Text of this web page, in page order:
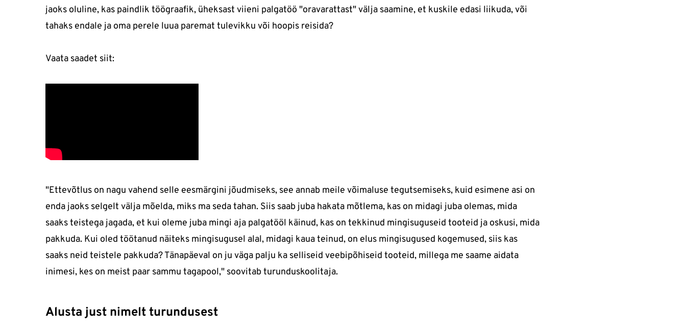
jaoks oluline, kas paindlik töögraafik, üheksast viieni palgatöö "oravarattast" välja saamine, et kuskile edasi liikuda, või
tahaks endale ja oma perele luua paremat tulevikku või hoopis reisida?
Vaata saadet siit:
"Ettevõtlus on nagu vahend selle eesmärgini jõudmiseks, see annab meile võimaluse tegutsemiseks, kuid esimene asi on
enda jaoks selgelt välja mõelda, miks ma seda tahan. Siis saab juba hakata mõtlema, kas on midagi juba olemas, mida
saaks teistega jagada, et kui oleme juba mingi aja palgatööl käinud, kas on tekkinud mingisuguseid tooteid ja oskusi, mida
pakkuda. Kui oled töötanud näiteks mingisugusel alal, midagi kaua teinud, on elus mingisugused kogemused, siis kas
saaks neid teistele pakkuda? Tänapäeval on ju väga palju ka selliseid veebipõhiseid tooteid, millega me saame aidata
inimesi, kes on meist paar sammu tagapool," soovitab turunduskoolitaja.
Alusta just nimelt turundusest